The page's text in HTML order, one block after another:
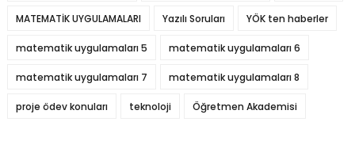
MATEMATİK UYGULAMALARI Yazılı Soruları YÖK ten haberler
matematik uygulamaları 5 matematik uygulamaları 6
matematik uygulamaları 7 matematik uygulamaları 8
proje ödev konuları teknoloji Öğretmen Akademisi